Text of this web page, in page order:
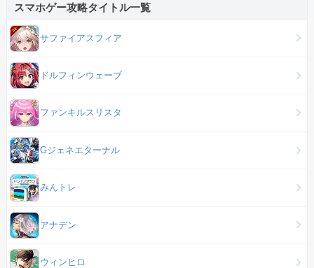
スマホゲー攻略タイトル一覧
サファイアスフィア
ドルフィンウェーブ
ファンキルスリスタ
Gジェネエターナル
みんトレ
アナデン
ウィンヒロ